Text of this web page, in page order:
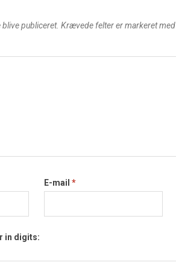
publiceret. Krævede felter er markeret med
E-mail *
in digits: